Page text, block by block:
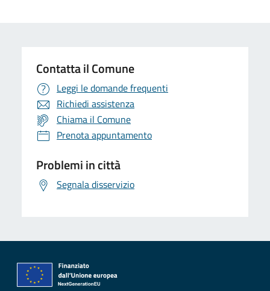
Contatta il Comune
Leggi le domande frequenti
Richiedi assistenza
Chiama il Comune
Prenota appuntamento
Problemi in città
Segnala disservizio